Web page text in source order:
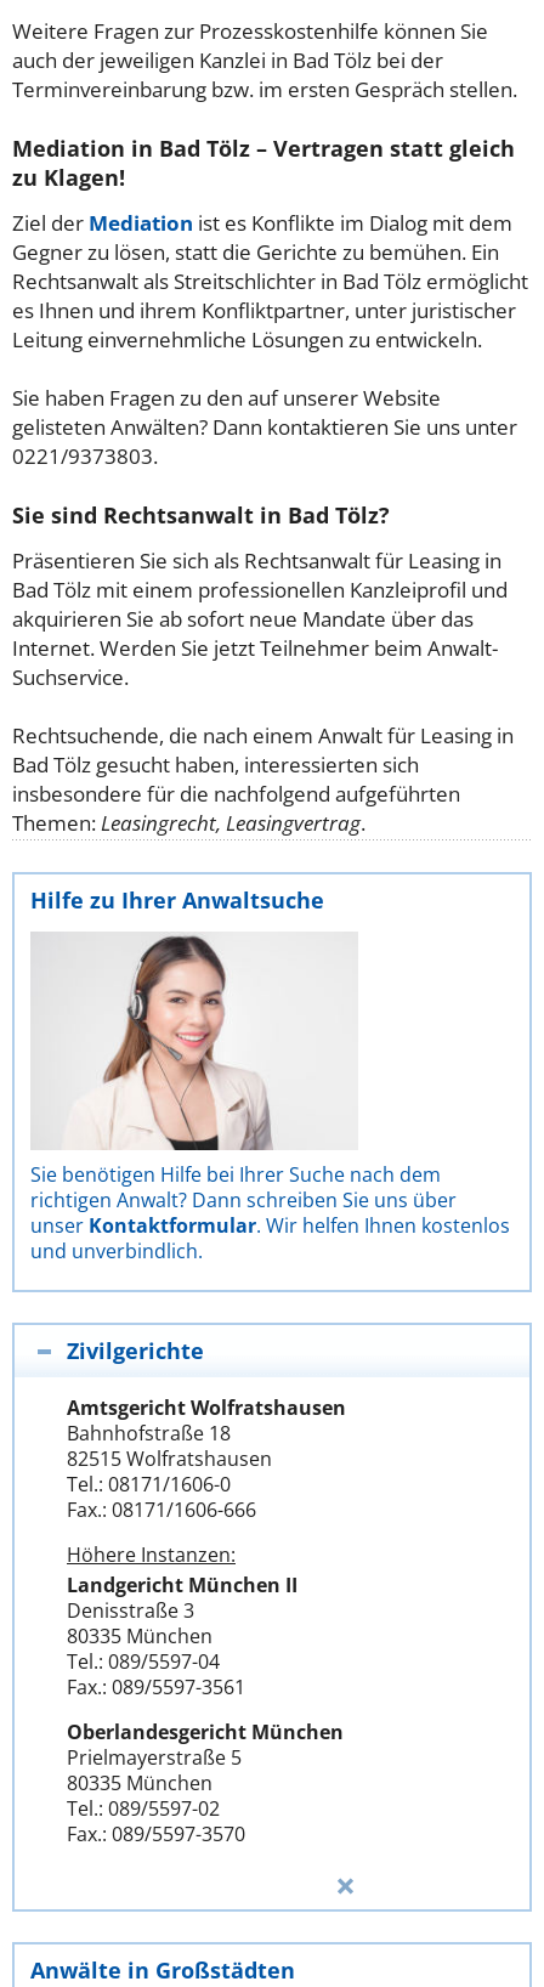
Weitere Fragen zur Prozesskostenhilfe können Sie
auch der jeweiligen Kanzlei in Bad Tölz bei der
Terminvereinbarung bzw. im ersten Gespräch stellen.
Mediation in Bad Tölz – Vertragen statt gleich
zu Klagen!
Ziel der Mediation ist es Konflikte im Dialog mit dem
Gegner zu lösen, statt die Gerichte zu bemühen. Ein
Rechtsanwalt als Streitschlichter in Bad Tölz ermöglicht
es Ihnen und ihrem Konfliktpartner, unter juristischer
Leitung einvernehmliche Lösungen zu entwickeln.
Sie haben Fragen zu den auf unserer Website
gelisteten Anwälten? Dann kontaktieren Sie uns unter
0221/9373803.
Sie sind Rechtsanwalt in Bad Tölz?
Präsentieren Sie sich als Rechtsanwalt für Leasing in
Bad Tölz mit einem professionellen Kanzleiprofil und
akquirieren Sie ab sofort neue Mandate über das
Internet. Werden Sie jetzt Teilnehmer beim Anwalt-
Suchservice.
Rechtsuchende, die nach einem Anwalt für Leasing in
Bad Tölz gesucht haben, interessierten sich
insbesondere für die nachfolgend aufgeführten
Themen:Leasingrecht, Leasingvertrag.
Hilfe zu Ihrer Anwaltsuche
Sie benötigen Hilfe bei Ihrer Suche nach dem
richtigen Anwalt? Dann schreiben Sie uns über
unser Kontaktformular. Wir helfen Ihnen kostenlos
und unverbindlich.
Zivilgerichte
Amtsgericht Wolfratshausen
Bahnhofstraße 18
82515 Wolfratshausen
Tel.: 08171/1606-0
Fax.: 08171/1606-666
Höhere Instanzen:
Landgericht München II
Denisstraße 3
80335 München
Tel.: 089/5597-04
Fax.: 089/5597-3561
Oberlandesgericht München
Prielmayerstraße 5
80335 München
Tel.: 089/5597-02
Fax.: 089/5597-3570
Anwälte in Großstädten